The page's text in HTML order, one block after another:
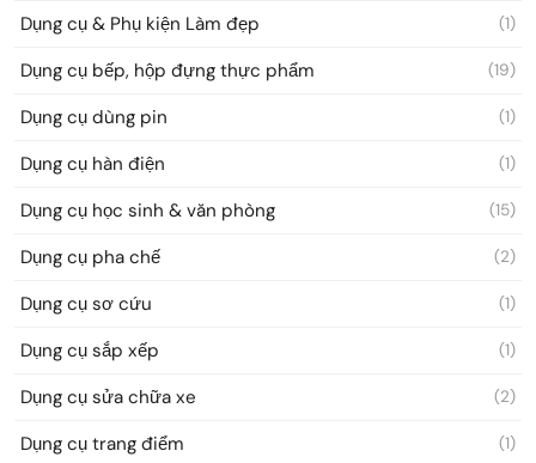
Dụng cụ & Phụ kiện Làm đẹp (1)
Dụng cụ bếp, hộp đựng thực phẩm (19)
Dụng cụ dùng pin (1)
Dụng cụ hàn điện (1)
Dụng cụ học sinh & văn phòng (15)
Dụng cụ pha chế (2)
Dụng cụ sơ cứu (1)
Dụng cụ sắp xếp (1)
Dụng cụ sửa chữa xe (2)
Dụng cụ trang điểm (1)